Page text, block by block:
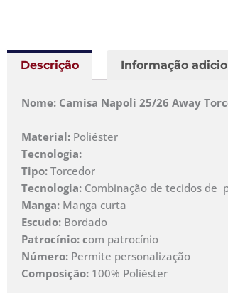
Descrição Informação
Nome: Camisa Napoli 25/26 Away
Material: Poliéster
Tecnologia:
Tipo: Torcedor
Tecnologia: Combinação de tecidos de
Manga: Manga curta
Escudo: Bordado
Patrocínio: com patrocínio
Número: Permite personalização
Composição: 100% Poliéster